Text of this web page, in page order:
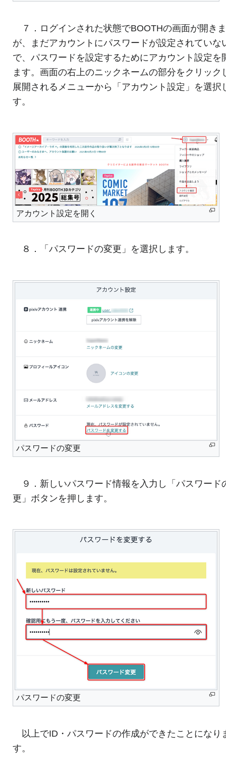
７．ログインされた状態でBOOTHの画面が開き
が、まだアカウントにパスワードが設定されていな
で、パスワードを設定するためにアカウント設定を
ます。画面の右上のニックネームの部分をクリック
展開されるメニューから「アカウント設定」を選択
す。
アカウント設定を開く
８．「パスワードの変更」を選択します。
パスワードの変更
９．新しいパスワード情報を入力し「パスワード
更」ボタンを押します。
パスワードの変更
以上でID・パスワードの作成ができたことになり
す。